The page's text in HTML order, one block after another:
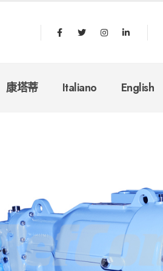
康塔蒂 Italiano English